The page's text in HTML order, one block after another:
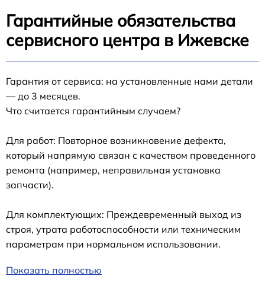
Гарантийные обязательства
сервисного центра в Ижевске
Гарантия от сервиса: на установленные нами детали
— до 3 месяцев.
Что считается гарантийным случаем?
Для работ: Повторное возникновение дефекта,
который напрямую связан с качеством проведенного
ремонта (например, неправильная установка
запчасти).
Для комплектующих: Преждевременный выход из
строя, утрата работоспособности или техническим
параметрам при нормальном использовании.
Показать полностью